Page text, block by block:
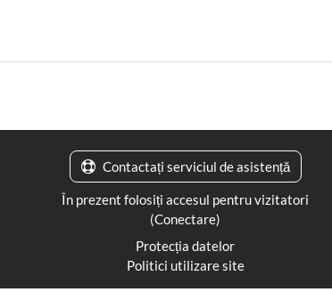
Contactați serviciul de asistență
În prezent folosiți accesul pentru vizitatori
(Conectare)
Protecția datelor
Politici utilizare site